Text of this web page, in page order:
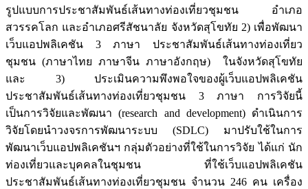
รูปแบบการประชาสัมพันธ์เส้นทางท่องเที่ยวชุมชน อำเภอ
สวรรคโลก และอำเภอศรีสัชนาลัย จังหวัดสุโขทัย 2) เพื่อพัฒนา
เว็บแอปพลิเคชัน 3 ภาษา ประชาสัมพันธ์เส้นทางท่องเที่ยว
ชุมชน (ภาษาไทย ภาษาจีน ภาษาอังกฤษ) ในจังหวัดสุโขทัย
และ 3) ประเมินความพึงพอใจของผู้เว็บแอปพลิเคชัน
ประชาสัมพันธ์เส้นทางท่องเที่ยวชุมชน 3 ภาษา การวิจัยนี้
เป็นการวิจัยและพัฒนา (research and development) ดำเนินการ
วิจัยโดยนำวงจรการพัฒนาระบบ (SDLC) มาปรับใช้ในการ
พัฒนาเว็บแอปพลิเคชันฯ กลุ่มตัวอย่างที่ใช้ในการวิจัย ได้แก่ นัก
ท่องเที่ยวและบุคคลในชุมชน ที่ใช้เว็บแอปพลิเคชัน
ประชาสัมพันธ์เส้นทางท่องเที่ยวชุมชน จำนวน 246 คน เครื่อง